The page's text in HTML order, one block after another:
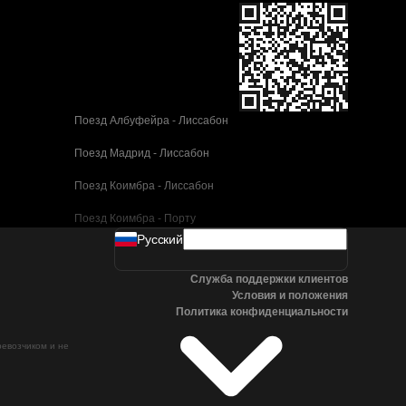
Поезд Албуфейра - Лиссабон
Поезд Мадрид - Лиссабон
Поезд Коимбра - Лиссабон
Поезд Коимбра - Порту
Поезд Валенсия - Барселона
Поезд Севилья - Барселона
Поезд Малага - Барселона
Поезд Малага - Мадрид
и не
Pусский
Служба поддержки клиентов
Условия и положения
Политика конфиденциальности